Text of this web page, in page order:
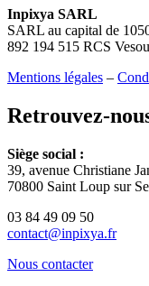
Inpixya SARL
SARL au capital de
892 194 515 RCS
Mentions légales –
Retrouvez-
Siège social :
39, avenue Christiane
70800 Saint Loup sur
03 84 49 09 50
contact@inpixya.fr
Nous contacter